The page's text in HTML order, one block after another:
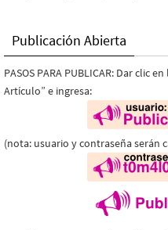
Publicación Abierta
PASOS PARA PUBLICAR: Dar clic
Artículo” e ingresa:
(nota: usuario y contraseña serán